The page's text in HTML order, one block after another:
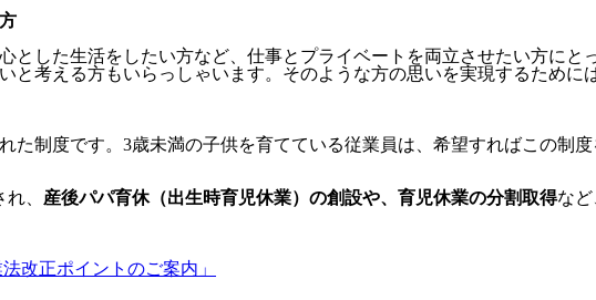
とした生活をしたい方など、仕事とプライベートを両立させたい方に
と考える方もいらっしゃいます。そのような方の思いを実現するために
制度です。3歳未満の子供を育てている従業員は、希望すればこの制度
、 産後パパ育休（出生時育児休業）の創設や、育児休業の分割取得な
改正ポイントのご案内」